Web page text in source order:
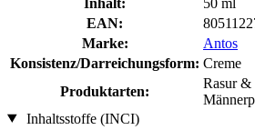
EAN:
Marke:
Antos
Konsistenz/Darreichungsform: Creme
Produktarten:
Rasur &
Inhaltsstoffe (INCI)